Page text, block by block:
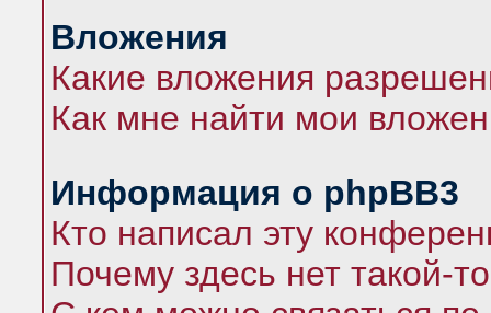
Вложения
Какие вложения
Как мне найти мои
Информация о phpBB3
Кто написал эту
Почему здесь нет такой-